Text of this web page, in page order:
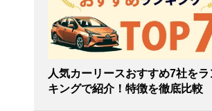
人気カーリースおすすめ7社をラ
キングで紹介！特徴を徹底比較